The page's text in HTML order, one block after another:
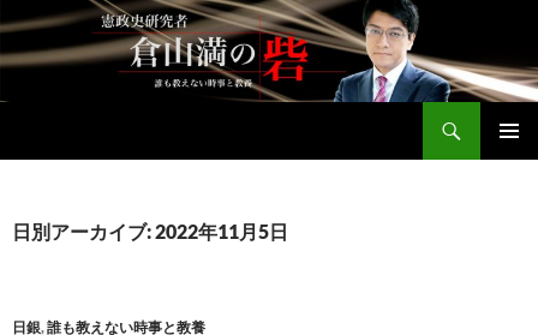
テ
ン
へ
ッ
日別アーカイブ: 2022年11月5日
日銀,誰も教えない時事と教養